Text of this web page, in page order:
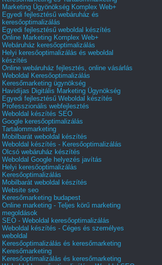
Marketing Ügyönökség Komplex Web+
Egyedi fejlesztésű webáruház és
keresőoptimalizálás
Egyedi fejlesztésű weboldal készítés
Online Marketing Komplex Web+
Webáruház keresőoptimalizálás
Helyi keresőoptimalizálás és weboldal
készítés
Online webáruház fejlesztés, online vásárlás
Weboldal Keresőoptimalizálás
Keresőmarketing ügynökség
Havidíjas Digitális Marketing Ügynökség
Egyedi fejlesztésű Weboldal készítés
Professzionális webfejlesztés
Weboldal készítés SEO
Google keresőoptimalizálás
Tartalommarketing
Mobilbarát weboldal készítés
Weboldal készítés - Keresőoptimalizálás
Olcsó webáruház készítés
Weboldal Google helyezés javítás
Helyi keresőoptimalizálás
Keresőoptimalizálás
Mobilbarát weboldal készítés
Website seo
Keresőmarketing budapest
Online marketing - Teljes körű marketing
megoldások
SEO - Weboldal keresőoptimalizálás
Weboldal készítés - Céges és személyes
weboldal
Keresőoptimalizálás és keresőmarketing
Keresőmarketing
Keresőoptimalizálás és keresőmarketing